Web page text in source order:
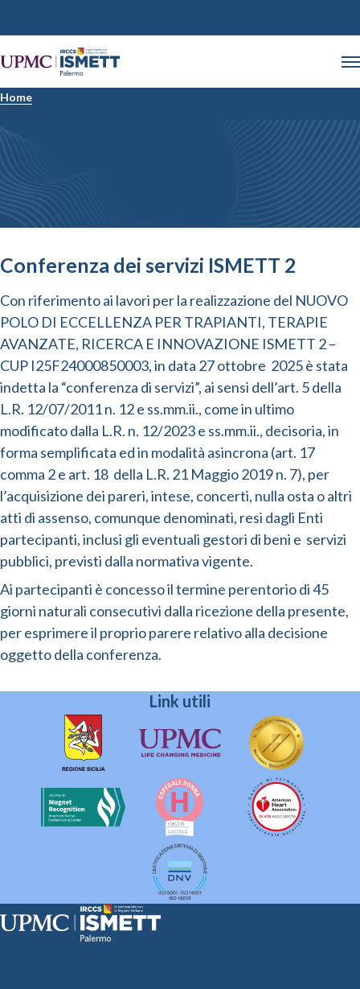
Home
Conferenza dei servizi ISMETT 2
Con riferimento ai lavori per la realizzazione del NUOVO
POLO DI ECCELLENZA PER TRAPIANTI, TERAPIE
AVANZATE, RICERCA E INNOVAZIONE ISMETT 2 –
CUP I25F24000850003, in data 27 ottobre 2025 è stata
indetta la “conferenza di servizi”, ai sensi dell’art. 5 della
L.R. 12/07/2011 n. 12 e ss.mm.ii., come in ultimo
modificato dalla L.R. n. 12/2023 e ss.mm.ii., decisoria, in
forma semplificata ed in modalità asincrona (art. 17
comma 2 e art. 18 della L.R. 21 Maggio 2019 n. 7), per
l’acquisizione dei pareri, intese, concerti, nulla osta o altri
atti di assenso, comunque denominati, resi dagli Enti
partecipanti, inclusi gli eventuali gestori di beni e servizi
pubblici, previsti dalla normativa vigente.
Ai partecipanti è concesso il termine perentorio di 45
giorni naturali consecutivi dalla ricezione della presente,
per esprimere il proprio parere relativo alla decisione
oggetto della conferenza.
Link utili